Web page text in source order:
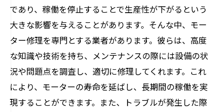
であり、稼働を停止することで生産性が下がるという
大きな影響を与えることがあります。そんな中、モー
ター修理を専門とする業者があります。彼らは、高度
な知識や技術を持ち、メンテナンスの際には設備の状
況や問題点を調査し、適切に修理してくれます。これ
により、モーターの寿命を延ばし、長期間の稼働を実
現することができます。また、トラブルが発生した際